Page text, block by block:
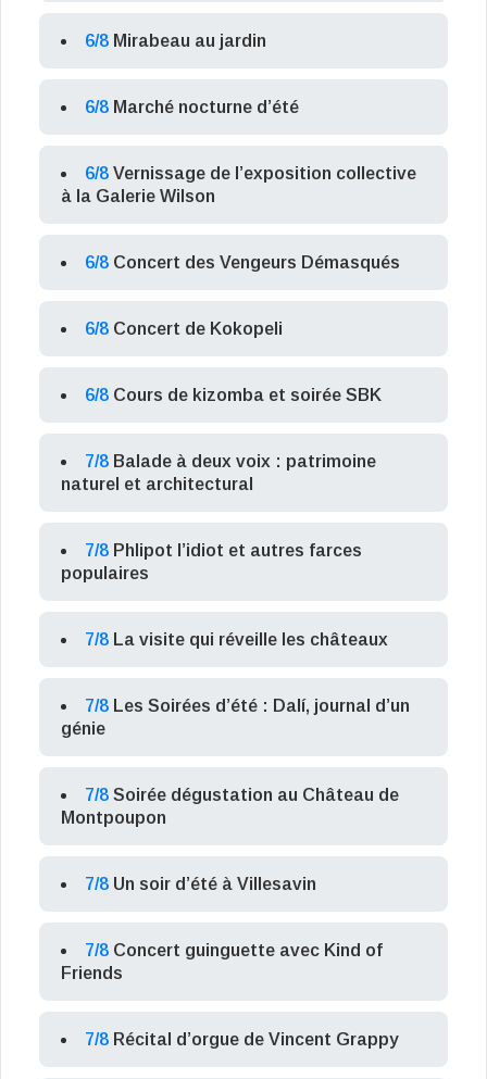
6/8 Mirabeau au jardin
6/8 Marché nocturne d’été
6/8 Vernissage de l’exposition collective
à la Galerie Wilson
6/8 Concert des Vengeurs Démasqués
6/8 Concert de Kokopeli
6/8 Cours de kizomba et soirée SBK
7/8 Balade à deux voix : patrimoine
naturel et architectural
7/8 Phlipot l’idiot et autres farces
populaires
7/8 La visite qui réveille les châteaux
7/8 Les Soirées d’été : Dalí, journal d’un
génie
7/8 Soirée dégustation au Château de
Montpoupon
7/8 Un soir d’été à Villesavin
7/8 Concert guinguette avec Kind of
Friends
7/8 Récital d’orgue de Vincent Grappy